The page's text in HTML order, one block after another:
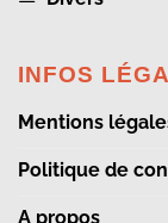
INFOS
Mentions
Politique de
A propos